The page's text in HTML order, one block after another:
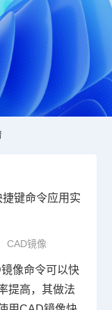
键命令应用实
CAD镜像
像命令可以快
提高，其做法